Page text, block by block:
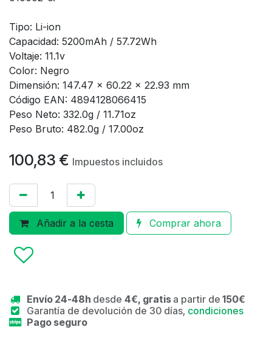
Tipo: Li-ion
Capacidad: 5200mAh / 57.72Wh
Voltaje: 11.1v
Color: Negro
Dimensión: 147.47 x 60.22 x 22.93 mm
Código EAN: 4894128066415
Peso Neto: 332.0g / 11.71oz
Peso Bruto: 482.0g / 17.00oz
100,83 € Impuestos incluidos
Añadir a la cesta Comprar ahora
Envío 24-48h desde 4€, gratis a partir de 150€
Garantía de devolución de 30 días, condiciones
Pago seguro